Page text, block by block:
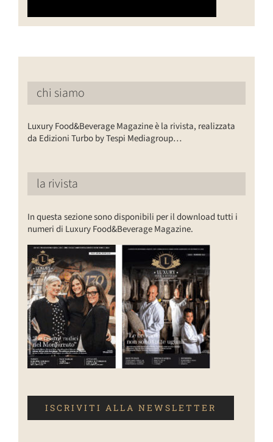
chi siamo
Luxury Food&Beverage Magazine è la rivista, realizzata
da Edizioni Turbo by Tespi Mediagroup…
la rivista
In questa sezione sono disponibili per il download tutti i
numeri di Luxury Food&Beverage Magazine.
ISCRIVITI ALLA NEWSLETTER